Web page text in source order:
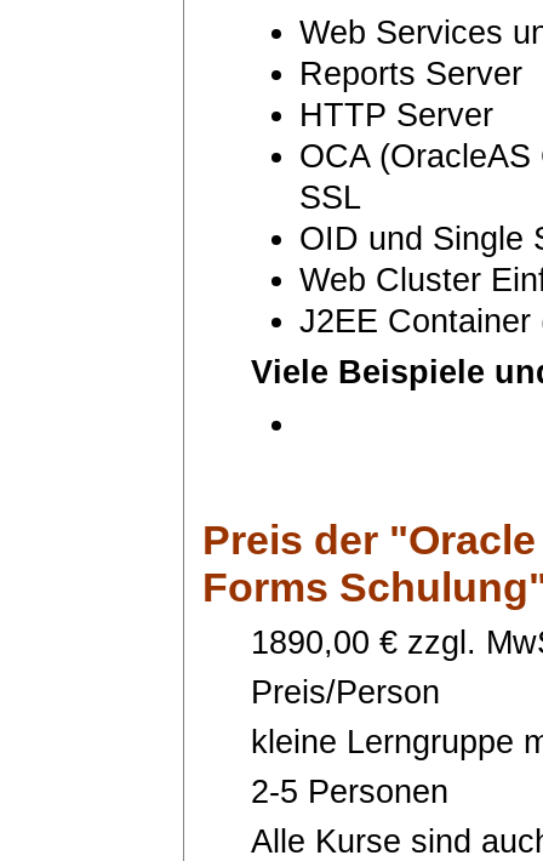
Web Services
Reports Server
HTTP Server
OCA
SSL
OID und Single
Web Cluster
J2EE Container
Viele Beispiele
Preis der
Forms
1890,00 € zzgl.
Preis/Person
kleine Lerngruppe
2-5 Personen
Alle Kurse sind